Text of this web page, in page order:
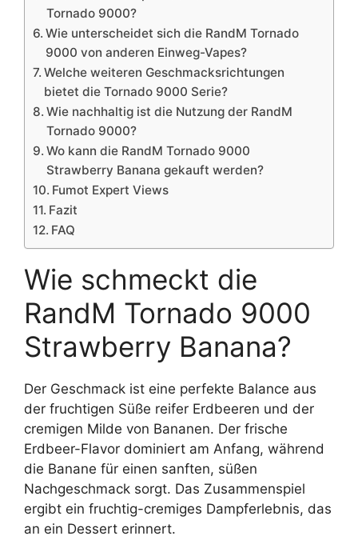
Tornado 9000?
Wie unterscheidet sich die RandM Tornado
9000 von anderen Einweg-Vapes?
Welche weiteren Geschmacksrichtungen
bietet die Tornado 9000 Serie?
Wie nachhaltig ist die Nutzung der RandM
Tornado 9000?
Wo kann die RandM Tornado 9000
Strawberry Banana gekauft werden?
Fumot Expert Views
Fazit
FAQ
Wie schmeckt die
RandM Tornado 9000
Strawberry Banana?
Der Geschmack ist eine perfekte Balance aus
der fruchtigen Süße reifer Erdbeeren und der
cremigen Milde von Bananen. Der frische
Erdbeer-Flavor dominiert am Anfang, während
die Banane für einen sanften, süßen
Nachgeschmack sorgt. Das Zusammenspiel
ergibt ein fruchtig-cremiges Dampferlebnis, das
an ein Dessert erinnert.